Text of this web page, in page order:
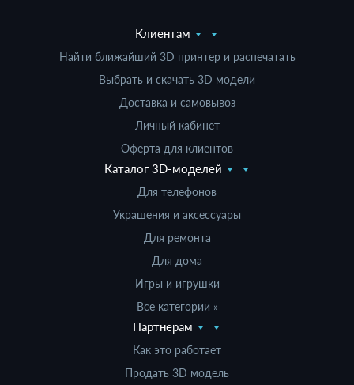
Клиентам
Найти ближайший 3D принтер и распечатать
Выбрать и скачать 3D модели
Доставка и самовывоз
Личный кабинет
Оферта для клиентов
Каталог 3D-моделей
Для телефонов
Украшения и аксессуары
Для ремонта
Для дома
Игры и игрушки
Все категории »
Партнерам
Как это работает
Продать 3D модель